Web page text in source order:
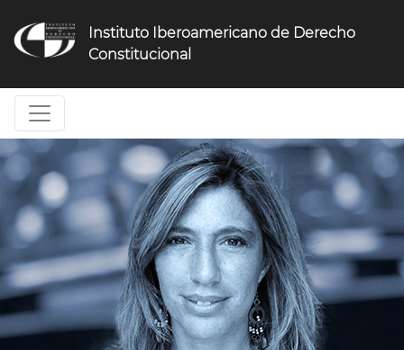
navigation
Instituto Iberoamericano de Derecho
Constitucional